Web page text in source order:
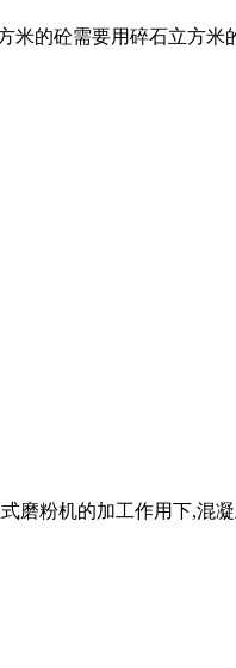
的砼需要用碎石立方米
磨粉机的加工作用下,混